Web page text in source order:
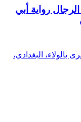
رواية أبي
بالولاء، البغدادي،